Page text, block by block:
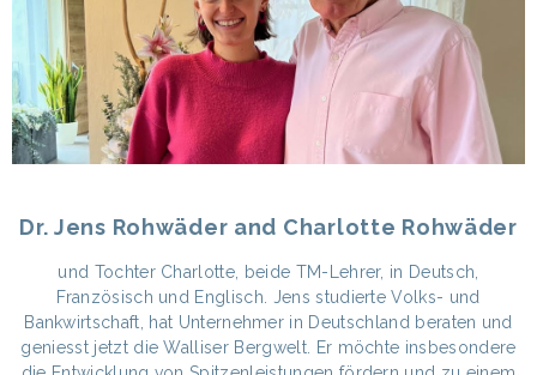
Dr. Jens Rohwäder and Charlotte Rohwäder
und Tochter Charlotte, beide TM-Lehrer, in Deutsch,
Französisch und Englisch. Jens studierte Volks- und
Bankwirtschaft, hat Unternehmer in Deutschland beraten und
geniesst jetzt die Walliser Bergwelt. Er möchte insbesondere